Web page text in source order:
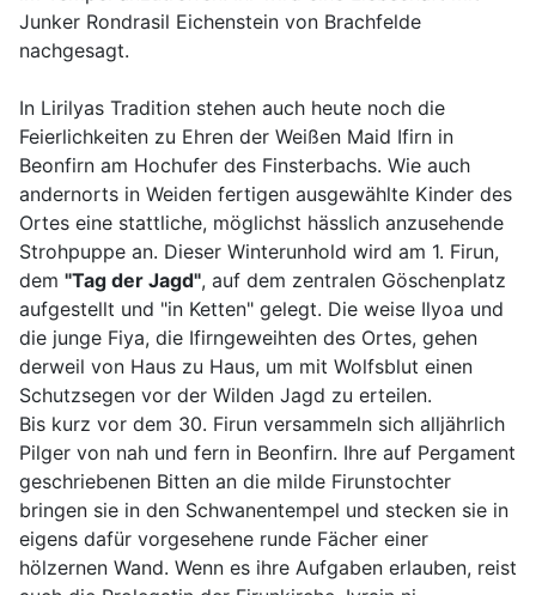
Junker Rondrasil Eichenstein von Brachfelde
nachgesagt.
In Lirilyas Tradition stehen auch heute noch die
Feierlichkeiten zu Ehren der Weißen Maid Ifirn in
Beonfirn am Hochufer des Finsterbachs. Wie auch
andernorts in Weiden fertigen ausgewählte Kinder des
Ortes eine stattliche, möglichst hässlich anzusehende
Strohpuppe an. Dieser Winterunhold wird am 1. Firun,
dem "Tag der Jagd", auf dem zentralen Göschenplatz
aufgestellt und "in Ketten" gelegt. Die weise Ilyoa und
die junge Fiya, die Ifirngeweihten des Ortes, gehen
derweil von Haus zu Haus, um mit Wolfsblut einen
Schutzsegen vor der Wilden Jagd zu erteilen.
Bis kurz vor dem 30. Firun versammeln sich alljährlich
Pilger von nah und fern in Beonfirn. Ihre auf Pergament
geschriebenen Bitten an die milde Firunstochter
bringen sie in den Schwanentempel und stecken sie in
eigens dafür vorgesehene runde Fächer einer
hölzernen Wand. Wenn es ihre Aufgaben erlauben, reist